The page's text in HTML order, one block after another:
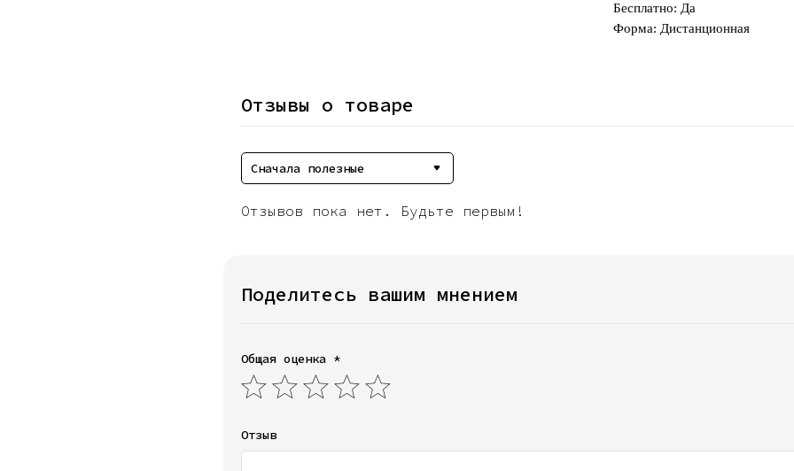
Бесплатно: Да
Форма: Дистанционная
Отзывы о товаре
Сначала полезные
Отзывов пока нет. Будьте первым!
Поделитесь вашим мнением
Общая оценка *
Отзыв